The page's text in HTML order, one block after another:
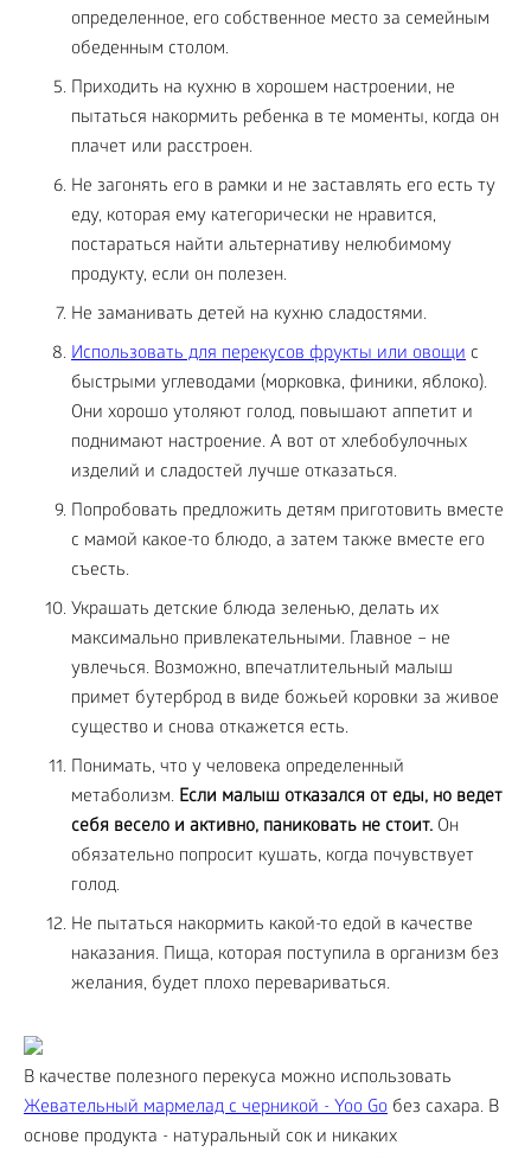
определенное, его собственное место за семейным
обеденным столом.
Приходить на кухню в хорошем настроении, не
пытаться накормить ребенка в те моменты, когда он
плачет или расстроен.
Не загонять его в рамки и не заставлять его есть ту
еду, которая ему категорически не нравится,
постараться найти альтернативу нелюбимому
продукту, если он полезен.
Не заманивать детей на кухню сладостями.
Использовать для перекусов фрукты или овощи с
быстрыми углеводами (морковка, финики, яблоко).
Они хорошо утоляют голод, повышают аппетит и
поднимают настроение. А вот от хлебобулочных
изделий и сладостей лучше отказаться.
Попробовать предложить детям приготовить вместе
с мамой какое-то блюдо, а затем также вместе его
съесть.
Украшать детские блюда зеленью, делать их
максимально привлекательными. Главное – не
увлечься. Возможно, впечатлительный малыш
примет бутерброд в виде божьей коровки за живое
существо и снова откажется есть.
Понимать, что у человека определенный
метаболизм. Если малыш отказался от еды, но ведет
себя весело и активно, паниковать не стоит. Он
обязательно попросит кушать, когда почувствует
голод.
Не пытаться накормить какой-то едой в качестве
наказания. Пища, которая поступила в организм без
желания, будет плохо перевариваться.
В качестве полезного перекуса можно использовать
Жевательный мармелад с черникой - Yoo Gо без сахара. В
основе продукта - натуральный сок и никаких